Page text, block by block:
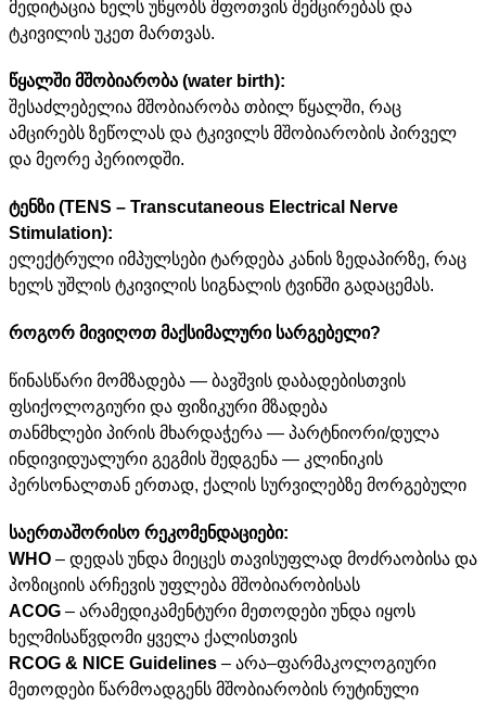
მედიტაცია ხელს უწყობს შფოთვის შემცირებას და
ტკივილის უკეთ მართვას.
წყალში მშობიარობა (water birth):
შესაძლებელია მშობიარობა თბილ წყალში, რაც
ამცირებს ზეწოლას და ტკივილს მშობიარობის პირველ
და მეორე პერიოდში.
ტენზი (TENS – Transcutaneous Electrical Nerve
Stimulation):
ელექტრული იმპულსები ტარდება კანის ზედაპირზე, რაც
ხელს უშლის ტკივილის სიგნალის ტვინში გადაცემას.
როგორ მივიღოთ მაქსიმალური სარგებელი?
წინასწარი მომზადება — ბავშვის დაბადებისთვის
ფსიქოლოგიური და ფიზიკური მზადება
თანმხლები პირის მხარდაჭერა — პარტნიორი/დულა
ინდივიდუალური გეგმის შედგენა — კლინიკის
პერსონალთან ერთად, ქალის სურვილებზე მორგებული
საერთაშორისო რეკომენდაციები:
WHO – დედას უნდა მიეცეს თავისუფლად მოძრაობისა და
პოზიციის არჩევის უფლება მშობიარობისას
ACOG – არამედიკამენტური მეთოდები უნდა იყოს
ხელმისაწვდომი ყველა ქალისთვის
RCOG & NICE Guidelines – არა–ფარმაკოლოგიური
მეთოდები წარმოადგენს მშობიარობის რუტინული